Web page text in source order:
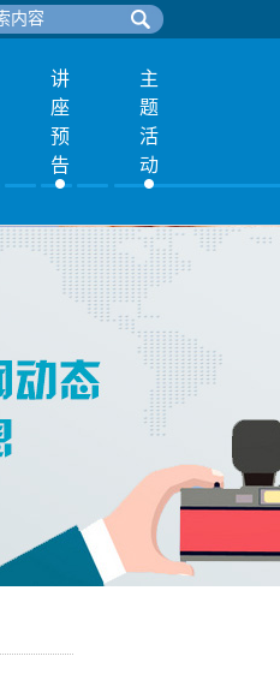
讲
座
预
告
主
题
活
动